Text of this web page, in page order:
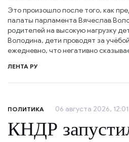
Это произошло после того, как
палаты парламента Вячеслав
родителей на высокую нагрузку
Володина, дети проводят за
ежедневно, что негативно
ЛЕНТА РУ
ПОЛИТИКА 06 августа 2026, 12:01
КНДР